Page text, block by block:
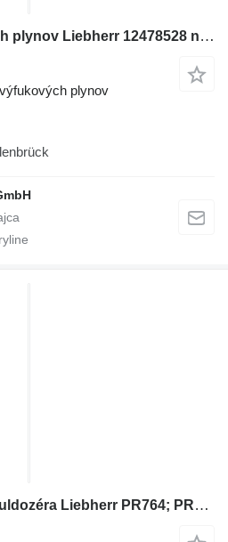
Recirkulácia výfukových plynov Liebherr 12478528 na buldozéra Liebherr PR766
plynov
Vahadlo 10319153 na buldozéra Liebherr PR764; PR766